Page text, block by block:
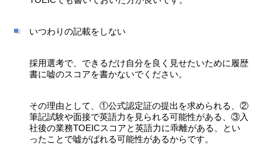
いつわりの記載をしない
採用選考で、できるだけ自分を良く見せたいために履歴
書に嘘のスコアを書かないでください。
その理由として、①公式認定証の提出を求められる、②
筆記試験や面接で英語力を見られる可能性がある、③入
社後の業務TOEICスコアと英語力に乖離がある、とい
ったことで嘘がばれる可能性があるからです。